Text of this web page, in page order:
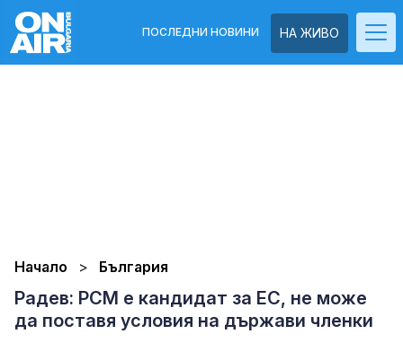
НА ЖИВО
ПОСЛЕДНИ НОВИНИ
Начало България
Радев: РСМ е кандидат за ЕС, не може
да поставя условия на държави членки